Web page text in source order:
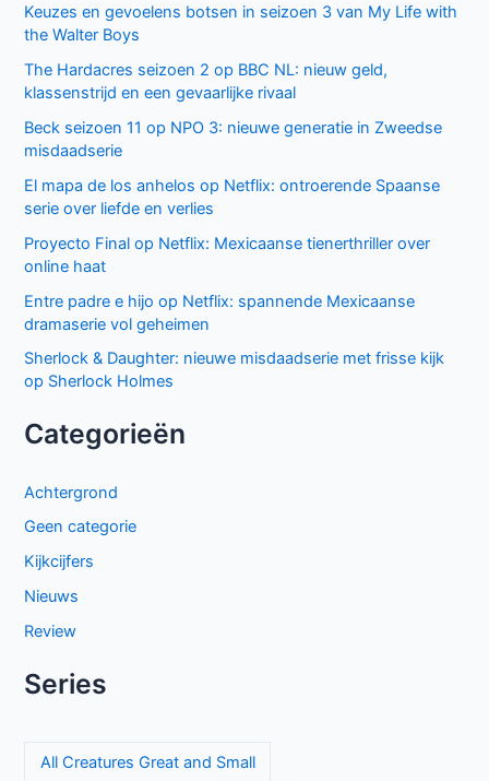
Keuzes en gevoelens botsen in seizoen 3 van My Life with
the Walter Boys
The Hardacres seizoen 2 op BBC NL: nieuw geld,
klassenstrijd en een gevaarlijke rivaal
Beck seizoen 11 op NPO 3: nieuwe generatie in Zweedse
misdaadserie
El mapa de los anhelos op Netflix: ontroerende Spaanse
serie over liefde en verlies
Proyecto Final op Netflix: Mexicaanse tienerthriller over
online haat
Entre padre e hijo op Netflix: spannende Mexicaanse
dramaserie vol geheimen
Sherlock & Daughter: nieuwe misdaadserie met frisse kijk
op Sherlock Holmes
Categorieën
Achtergrond
Geen categorie
Kijkcijfers
Nieuws
Review
Series
All Creatures Great and Small